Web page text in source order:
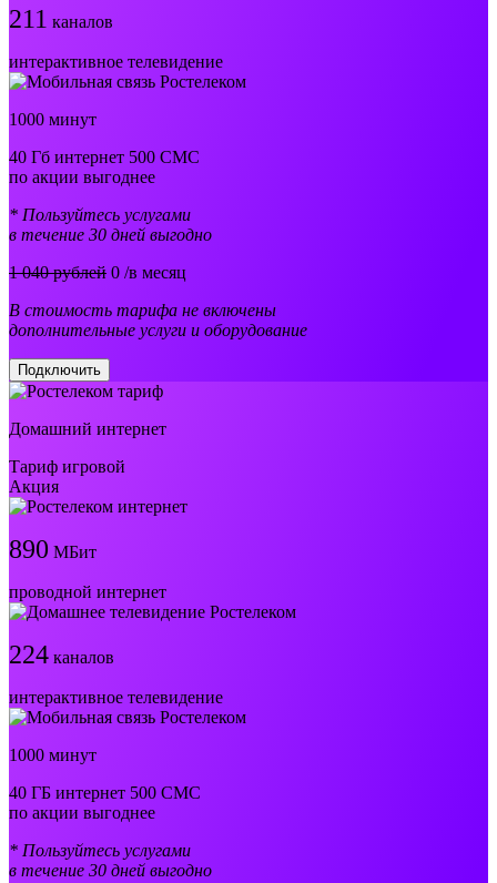
211 каналов
интерактивное телевидение
1000 минут
40 Гб интернет 500 СМС
по акции выгоднее
* Пользуйтесь услугами
в течение 30 дней выгодно
1 040 рублей 0 /в месяц
В стоимость тарифа не включены
дополнительные услуги и оборудование
Подключить
Домашний интернет
Тариф игровой
Акция
890 МБит
проводной интернет
224 каналов
интерактивное телевидение
1000 минут
40 ГБ интернет 500 СМС
по акции выгоднее
* Пользуйтесь услугами
в течение 30 дней выгодно